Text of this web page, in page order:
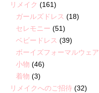
リメイク (161)
ガールズドレス (18)
セレモニー (51)
ベビードレス (39)
ボーイズフォーマルウェア
小物 (46)
着物 (3)
リメイクへのご招待 (32)